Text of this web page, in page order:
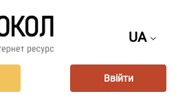
UA
Ввійти